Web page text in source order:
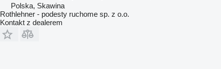
Polska, Skawina
Rothlehner - podesty ruchome sp. z o.o.
Kontakt z dealerem